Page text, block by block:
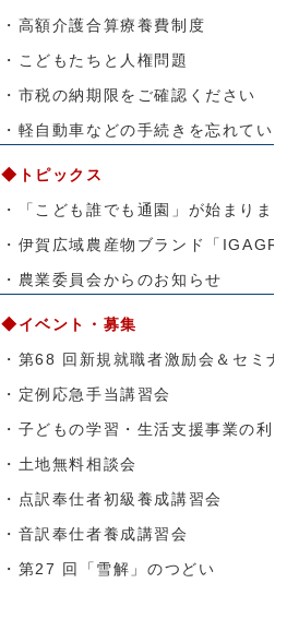
・高額介護合算療養費制度
・こどもたちと人権問題
・市税の納期限をご確認ください
・軽自動車などの手続きを忘れてい
◆ トピックス
・「こども誰でも通園」が始まりま
・伊賀広域農産物ブランド「
・農業委員会からのお知らせ
◆イベント・募集
・第68 回新規就職者激励会＆セミナ
・定例応急手当講習会
・子どもの学習・生活支援事業の利
・土地無料相談会
・点訳奉仕者初級養成講習会
・音訳奉仕者養成講習会
・第27 回「雪解」のつどい